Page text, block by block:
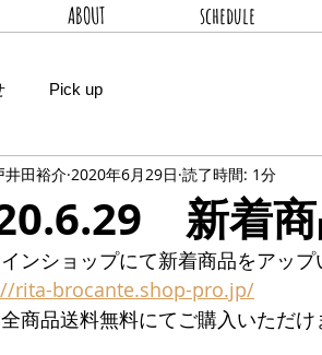
ABOUT schedule
Pick up
新着商
井田裕介 2020年6月29日 読了時間: 1分
ンショップにて新着商品をアッ
rita-brocante.shop-pro.jp/
商品送料無料にてご購入いただけ